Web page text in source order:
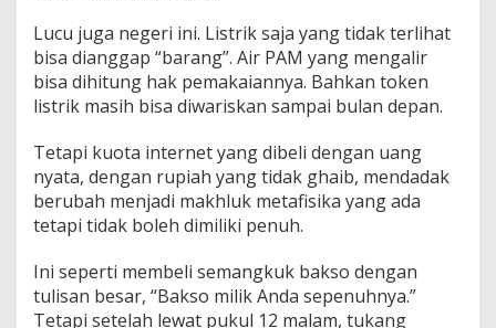
Lucu juga negeri ini. Listrik saja yang tidak terlihat
bisa dianggap “barang”. Air PAM yang mengalir
bisa dihitung hak pemakaiannya. Bahkan token
listrik masih bisa diwariskan sampai bulan depan.
Tetapi kuota internet yang dibeli dengan uang
nyata, dengan rupiah yang tidak ghaib, mendadak
berubah menjadi makhluk metafisika yang ada
tetapi tidak boleh dimiliki penuh.
Ini seperti membeli semangkuk bakso dengan
tulisan besar, “Bakso milik Anda sepenuhnya.”
Tetapi setelah lewat pukul 12 malam, tukang